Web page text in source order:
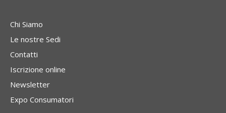
Chi Siamo
Le nostre Sedi
Contatti
Iscrizione online
Newsletter
Expo Consumatori